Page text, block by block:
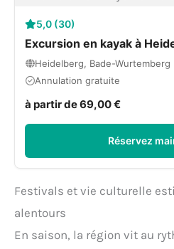
5,0 (30)
Excursion en kayak à
Heidelberg, Bade-Wurtemberg
Annulation gratuite
à partir de 69,00 €
Réservez
Festivals et vie culturelle
alentours
En saison, la région vit au